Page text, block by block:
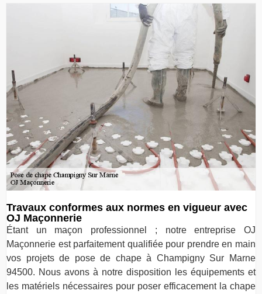
Travaux conformes aux normes en vigueur avec
OJ Maçonnerie
Étant un maçon professionnel ; notre entreprise OJ
Maçonnerie est parfaitement qualifiée pour prendre en main
vos projets de pose de chape à Champigny Sur Marne
94500. Nous avons à notre disposition les équipements et
les matériels nécessaires pour poser efficacement la chape